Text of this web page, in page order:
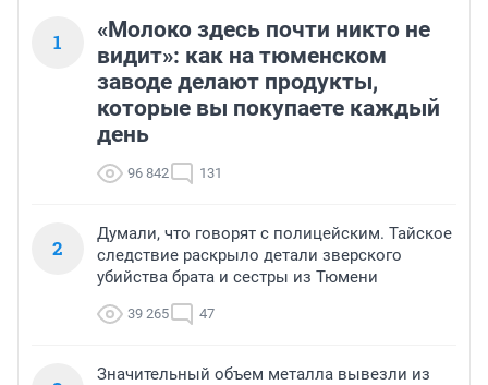
1
«Молоко здесь почти никто не
видит»: как на тюменском
заводе делают продукты,
которые вы покупаете каждый
день
96 842 131
2
Думали, что говорят с полицейским. Тайское
следствие раскрыло детали зверского
убийства брата и сестры из Тюмени
39 265 47
Значительный объем металла вывезли из